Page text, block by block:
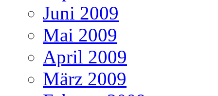
Juni 2009
Mai 2009
April 2009
März 2009